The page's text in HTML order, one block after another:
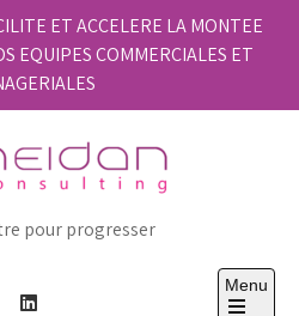
ET ACCELERE LA MONTEE
EQUIPES COMMERCIALES ET
pour progresser
Menu